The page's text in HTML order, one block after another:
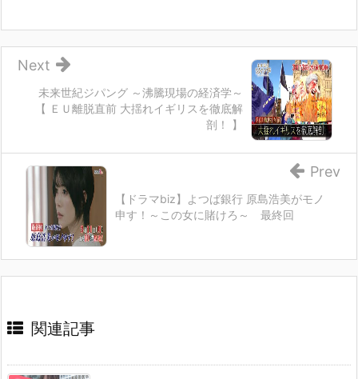
未来世紀ジパング ～沸騰現場の経済学～
【 ＥＵ離脱直前 大揺れイギリスを徹底解
剖！ 】
Next
【ドラマbiz】よつば銀行 原島浩美がモノ
申す！～この女に賭けろ～ 最終回
Prev
関連記事